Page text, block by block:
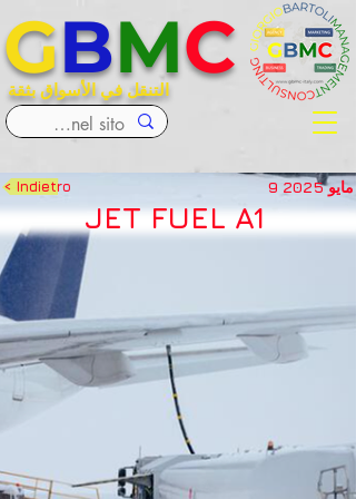
التنقل في الأسواق بثقة
GBMC
< Indietro 9 مايو 2025
JET FUEL A1